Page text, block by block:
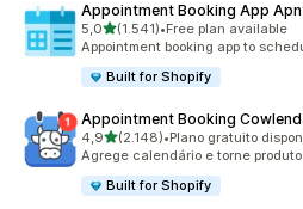
Appointment Booking App
5,0de 5 estrelas
(1.541)
1541 total de avaliações
•Free plan available
Appointment booking app to
Built for Shopify
Appointment Booking
4,9de 5 estrelas
(2.148)
2148 total de avaliações
•Plano gratuito
Agrege calendário e torne
Built for Shopify